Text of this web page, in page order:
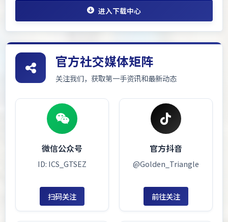
进入下载中心
官方社交媒体矩阵
关注我们，获取第一手资讯和最新动态
微信公众号
ID: ICS_GTSEZ
扫码关注
官方抖音
@Golden_Triangle
前往关注